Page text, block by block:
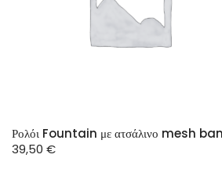
Ρολόι Fountain με ατσάλινο mesh
39,50 €